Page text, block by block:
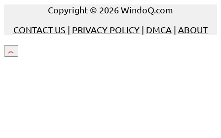
Copyright © 2026 WindoQ.com
CONTACT US | PRIVACY POLICY | DMCA | ABOUT